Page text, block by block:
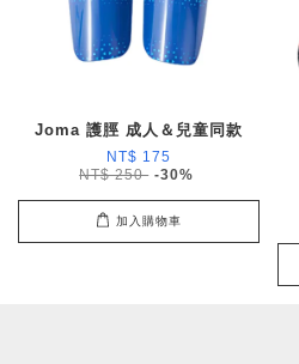
Joma 護脛 成人＆兒童同款
NT$ 175
NT$ 250 -30%
加入購物車